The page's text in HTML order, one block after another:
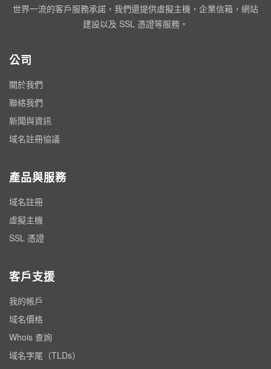
世界一流的客戶服務承諾，我們還提供虛擬主機，企業信箱，網站
建設以及 SSL 憑證等服務。
公司
關於我們
聯絡我們
新聞與資訊
域名註冊協議
產品與服務
域名註冊
虛擬主機
SSL 憑證
客戶支援
我的帳戶
域名價格
Whois 查詢
域名字尾（TLDs）